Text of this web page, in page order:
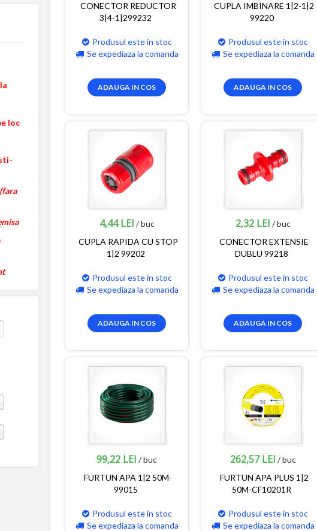
loc
CONECTOR REDUCTOR
3|4-1|299232
Produsul este in stoc
Se expediaza la comanda
ADAUGA IN COS
CUPLA IMBINARE 1|2-1|2
99220
Produsul este in stoc
Se expediaza la comanda
ADAUGA IN COS
4,44 LEI / buc
CUPLA RAPIDA CU STOP
1|2 99202
Produsul este in stoc
Se expediaza la comanda
ADAUGA IN COS
2,32 LEI / buc
CONECTOR EXTENSIE
DUBLU 99218
Produsul este in stoc
Se expediaza la comanda
ADAUGA IN COS
99,22 LEI / buc
FURTUN APA 1|2 50M-
99015
Produsul este in stoc
Se expediaza la comanda
262,57 LEI / buc
FURTUN APA PLUS 1|2
50M-CF10201R
Produsul este in stoc
Se expediaza la comanda